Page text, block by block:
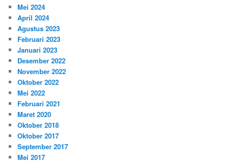
Mei 2024
April 2024
Agustus 2023
Februari 2023
Januari 2023
Desember 2022
November 2022
Oktober 2022
Mei 2022
Februari 2021
Maret 2020
Oktober 2018
Oktober 2017
September 2017
Mei 2017